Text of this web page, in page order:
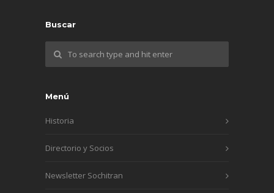
Buscar
Menú
Historia
Directorio y Socios
Newsletter Sochitran